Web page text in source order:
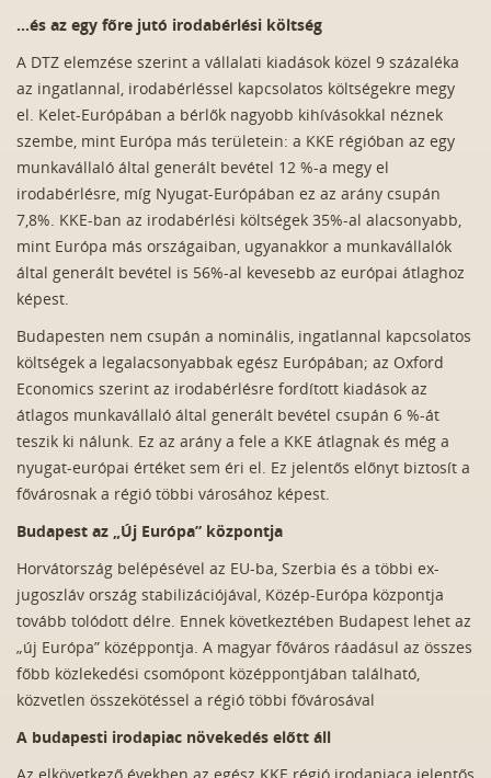
…és az egy főre jutó irodabérlési költség
A DTZ elemzése szerint a vállalati kiadások közel 9 százaléka
az ingatlannal, irodabérléssel kapcsolatos költségekre megy
el. Kelet-Európában a bérlők nagyobb kihívásokkal néznek
szembe, mint Európa más területein: a KKE régióban az egy
munkavállaló által generált bevétel 12 %-a megy el
irodabérlésre, míg Nyugat-Európában ez az arány csupán
7,8%. KKE-ban az irodabérlési költségek 35%-al alacsonyabb,
mint Európa más országaiban, ugyanakkor a munkavállalók
által generált bevétel is 56%-al kevesebb az európai átlaghoz
képest.
Budapesten nem csupán a nominális, ingatlannal kapcsolatos
költségek a legalacsonyabbak egész Európában; az Oxford
Economics szerint az irodabérlésre fordított kiadások az
átlagos munkavállaló által generált bevétel csupán 6 %-át
teszik ki nálunk. Ez az arány a fele a KKE átlagnak és még a
nyugat-európai értéket sem éri el. Ez jelentős előnyt biztosít a
fővárosnak a régió többi városához képest.
Budapest az „Új Európa” központja
Horvátország belépésével az EU-ba, Szerbia és a többi ex-
jugoszláv ország stabilizációjával, Közép-Európa központja
tovább tolódott délre. Ennek következtében Budapest lehet az
„új Európa” középpontja. A magyar főváros ráadásul az összes
főbb közlekedési csomópont középpontjában található,
közvetlen összekötéssel a régió többi fővárosával
A budapesti irodapiac növekedés előtt áll